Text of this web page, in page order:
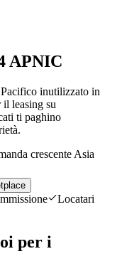
APNIC
inutilizzato in
leasing su
ti paghino
crescente Asia
Locatari
per i